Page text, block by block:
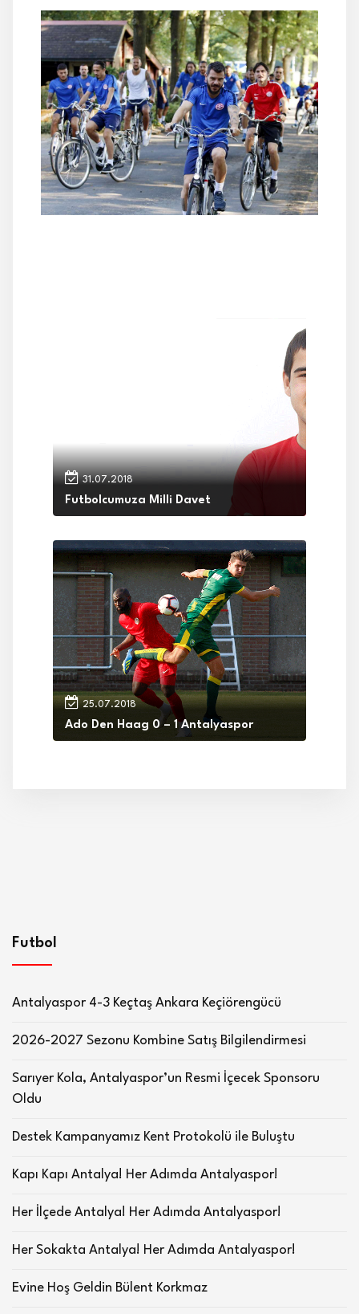
31.07.2018
Futbolcumuza Milli Davet
25.07.2018
Ado Den Haag 0 – 1 Antalyaspor
Futbol
Antalyaspor 4-3 Keçtaş Ankara Keçiörengücü
2026-2027 Sezonu Kombine Satış Bilgilendirmesi
Sarıyer Kola, Antalyaspor’un Resmi İçecek Sponsoru
Oldu
Destek Kampanyamız Kent Protokolü ile Buluştu
Kapı Kapı Antalya! Her Adımda Antalyaspor!
Her İlçede Antalya! Her Adımda Antalyaspor!
Her Sokakta Antalya! Her Adımda Antalyaspor!
Evine Hoş Geldin Bülent Korkmaz